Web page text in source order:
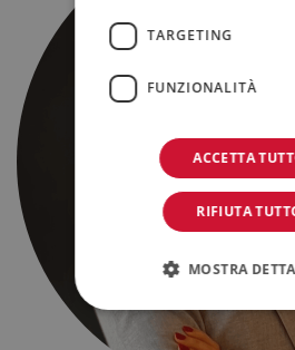
TARGETING
FUNZIONALITÀ
ACCETTA
RIFIUTA
MOSTRA